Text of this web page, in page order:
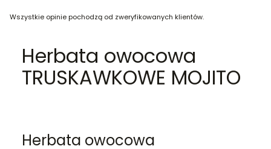
Wszystkie opinie pochodzą od zweryfikowanych klientów.
Herbata owocowa
TRUSKAWKOWE MOJITO
Herbata owocowa